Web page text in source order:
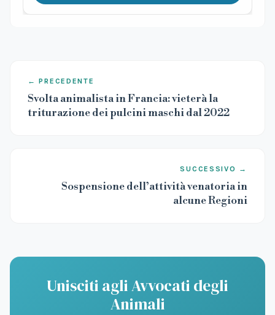
← PRECEDENTE
Svolta animalista in Francia: vieterà la
triturazione dei pulcini maschi dal 2022
SUCCESSIVO →
Sospensione dell’attività venatoria in
alcune Regioni
Unisciti agli Avvocati degli
Animali